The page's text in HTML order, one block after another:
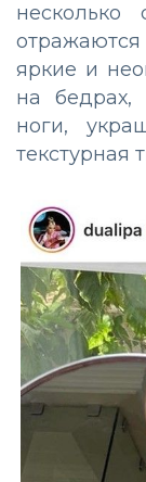
несколько
яркие и
на бедрах,
ноги,
текстурная